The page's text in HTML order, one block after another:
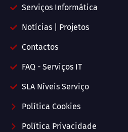
Serviços Informática
Notícias | Projetos
Contactos
FAQ - Serviços IT
SLA Níveis Serviço
Política Cookies
Política Privacidade